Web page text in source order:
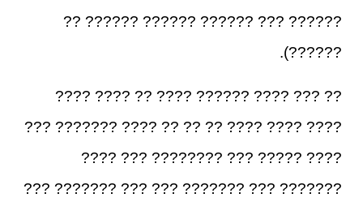
?????? ??? ?????? ?????? ?????? ??
??????).
?? ??? ???? ?????? ???? ?? ???? ????
???? ???? ???? ?? ?? ?? ???? ??????? ???
???? ????? ??? ???????? ??? ????
??????? ??? ??????? ??? ??? ??????? ???